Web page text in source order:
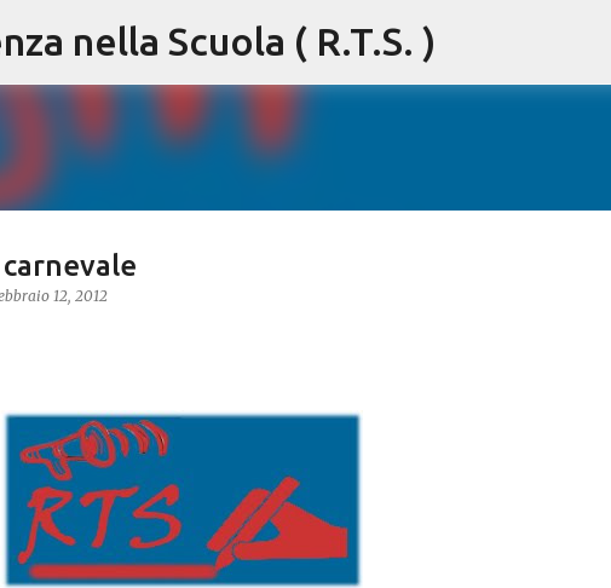
Passa ai contenuti principali
nella Scuola ( R.T.S. )
carnevale
12, 2012